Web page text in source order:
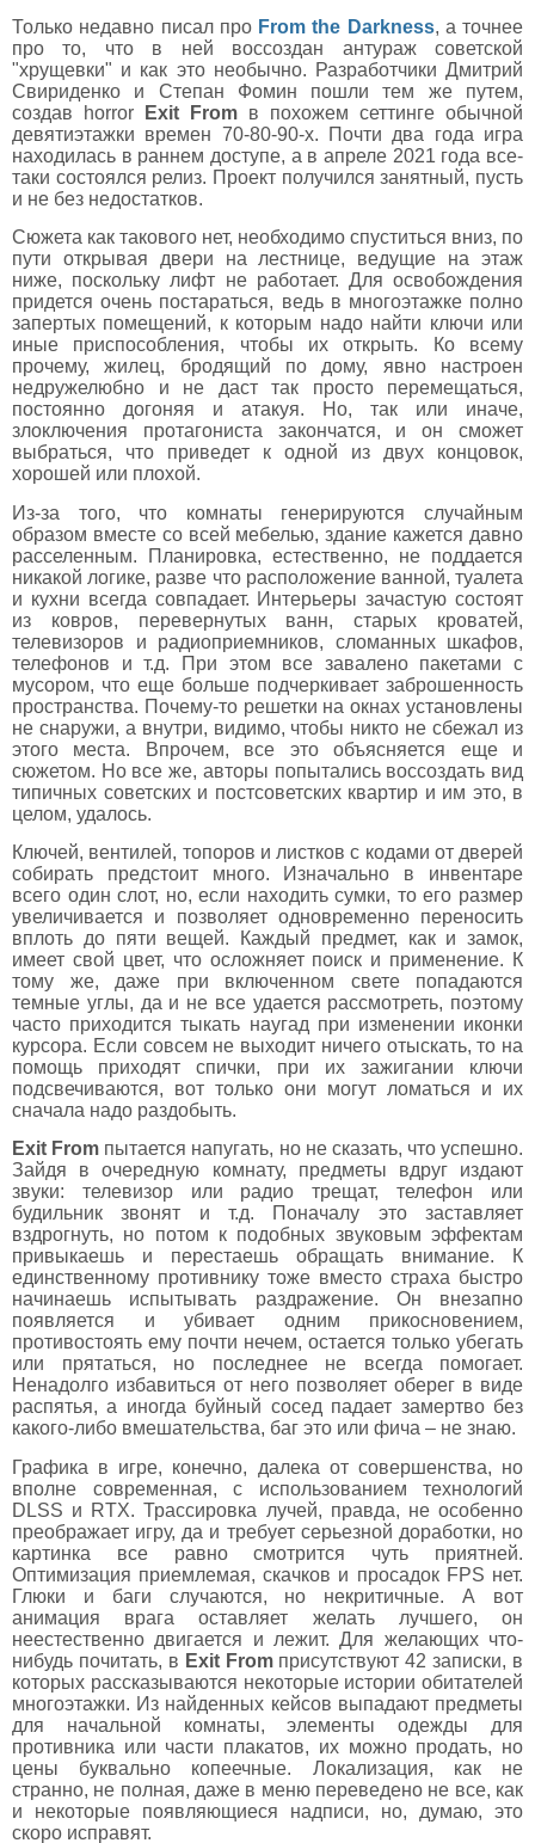
Только недавно писал про From the Darkness, а точнее
про то, что в ней воссоздан антураж советской
"хрущевки" и как это необычно. Разработчики Дмитрий
Свириденко и Степан Фомин пошли тем же путем,
создав horror
Exit From в похожем сеттинге обычной
девятиэтажки времен 70-80-90-х. Почти два года игра
находилась в раннем доступе, а в апреле 2021 года все-
таки состоялся релиз. Проект получился занятный, пусть
и не без недостатков.
Сюжета как такового нет, необходимо спуститься вниз, по
пути открывая двери на лестнице, ведущие на этаж
ниже, поскольку лифт не работает. Для освобождения
придется очень постараться, ведь в многоэтажке полно
запертых помещений, к которым надо найти ключи или
иные приспособления, чтобы их открыть. Ко всему
прочему, жилец, бродящий по дому, явно настроен
недружелюбно и не даст так просто перемещаться,
постоянно догоняя и атакуя. Но, так или иначе,
злоключения протагониста закончатся, и он сможет
выбраться, что приведет к одной из двух концовок,
хорошей или плохой.
Из-за того, что комнаты генерируются случайным
образом вместе со всей мебелью, здание кажется давно
расселенным. Планировка, естественно, не поддается
никакой логике, разве что расположение ванной, туалета
и кухни всегда совпадает. Интерьеры зачастую состоят
из ковров, перевернутых ванн, старых кроватей,
телевизоров и радиоприемников, сломанных шкафов,
телефонов и т.д. При этом все завалено пакетами с
мусором, что еще больше подчеркивает заброшенность
пространства. Почему-то решетки на окнах установлены
не снаружи, а внутри, видимо, чтобы никто не сбежал из
этого места. Впрочем, все это объясняется еще и
сюжетом. Но все же, авторы попытались воссоздать вид
типичных советских и постсоветских квартир и им это, в
целом, удалось.
Ключей, вентилей, топоров и листков с кодами от дверей
собирать предстоит много. Изначально в инвентаре
всего один слот, но, если находить сумки, то его размер
увеличивается и позволяет одновременно переносить
вплоть до пяти вещей. Каждый предмет, как и замок,
имеет свой цвет, что осложняет поиск и применение. К
тому же, даже при включенном свете попадаются
темные углы, да и не все удается рассмотреть, поэтому
часто приходится тыкать наугад при изменении иконки
курсора. Если совсем не выходит ничего отыскать, то на
помощь приходят спички, при их зажигании ключи
подсвечиваются, вот только они могут ломаться и их
сначала надо раздобыть.
Exit From пытается напугать, но не сказать, что успешно.
Зайдя в очередную комнату, предметы вдруг издают
звуки: телевизор или радио трещат, телефон или
будильник звонят и т.д. Поначалу это заставляет
вздрогнуть, но потом к подобных звуковым эффектам
привыкаешь и перестаешь обращать внимание. К
единственному противнику тоже вместо страха быстро
начинаешь испытывать раздражение. Он внезапно
появляется и убивает одним прикосновением,
противостоять ему почти нечем, остается только убегать
или прятаться, но последнее не всегда помогает.
Ненадолго избавиться от него позволяет оберег в виде
распятья, а иногда буйный сосед падает замертво без
какого-либо вмешательства, баг это или фича – не знаю.
Графика в игре, конечно, далека от совершенства, но
вполне современная, с использованием технологий
DLSS и RTX. Трассировка лучей, правда, не особенно
преображает игру, да и требует серьезной доработки, но
картинка все равно смотрится чуть приятней.
Оптимизация приемлемая, скачков и просадок FPS нет.
Глюки и баги случаются, но некритичные. А вот
анимация врага оставляет желать лучшего, он
неестественно двигается и лежит. Для желающих что-
нибудь почитать, в Exit Fromприсутствуют 42 записки, в
которых рассказываются некоторые истории обитателей
многоэтажки. Из найденных кейсов выпадают предметы
для начальной комнаты, элементы одежды для
противника или части плакатов, их можно продать, но
цены буквально копеечные. Локализация, как не
странно, не полная, даже в меню переведено не все, как
и некоторые появляющиеся надписи, но, думаю, это
скоро исправят.